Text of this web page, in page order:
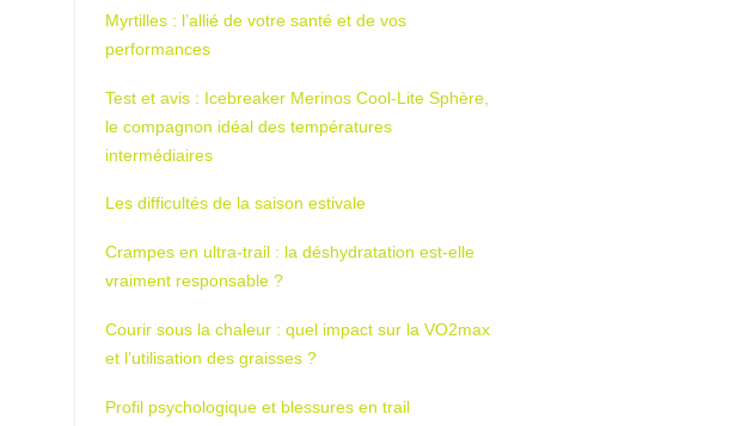
Myrtilles : l’allié de votre santé et de vos
performances
Test et avis : Icebreaker Merinos Cool-Lite Sphère,
le compagnon idéal des températures
intermédiaires
Les difficultés de la saison estivale
Crampes en ultra-trail : la déshydratation est-elle
vraiment responsable ?
Courir sous la chaleur : quel impact sur la VO2max
et l’utilisation des graisses ?
Profil psychologique et blessures en trail